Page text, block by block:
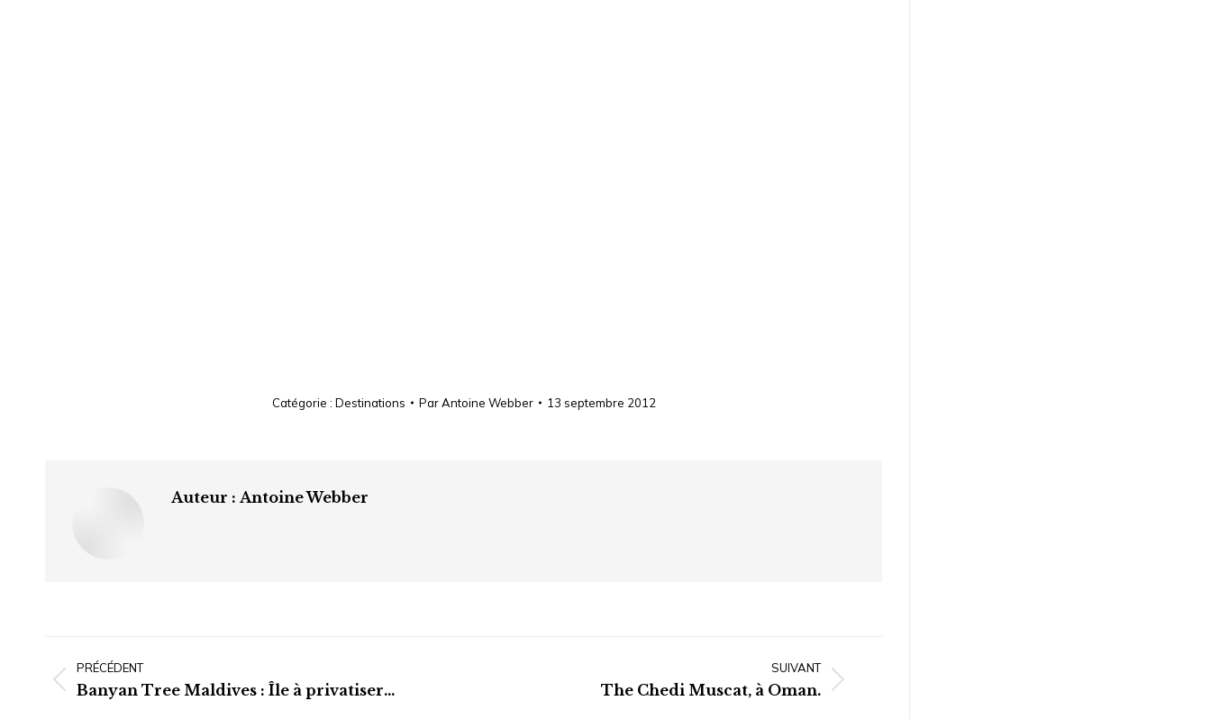
Catégorie : Destinations ParAntoine Webber 13 septembre 2012
Auteur : Antoine Webber
articlePRÉCÉDENT
Article
Banyan Tree Maldives : Île à privatiser…
SUIVANT
The Chedi Muscat, à Oman.